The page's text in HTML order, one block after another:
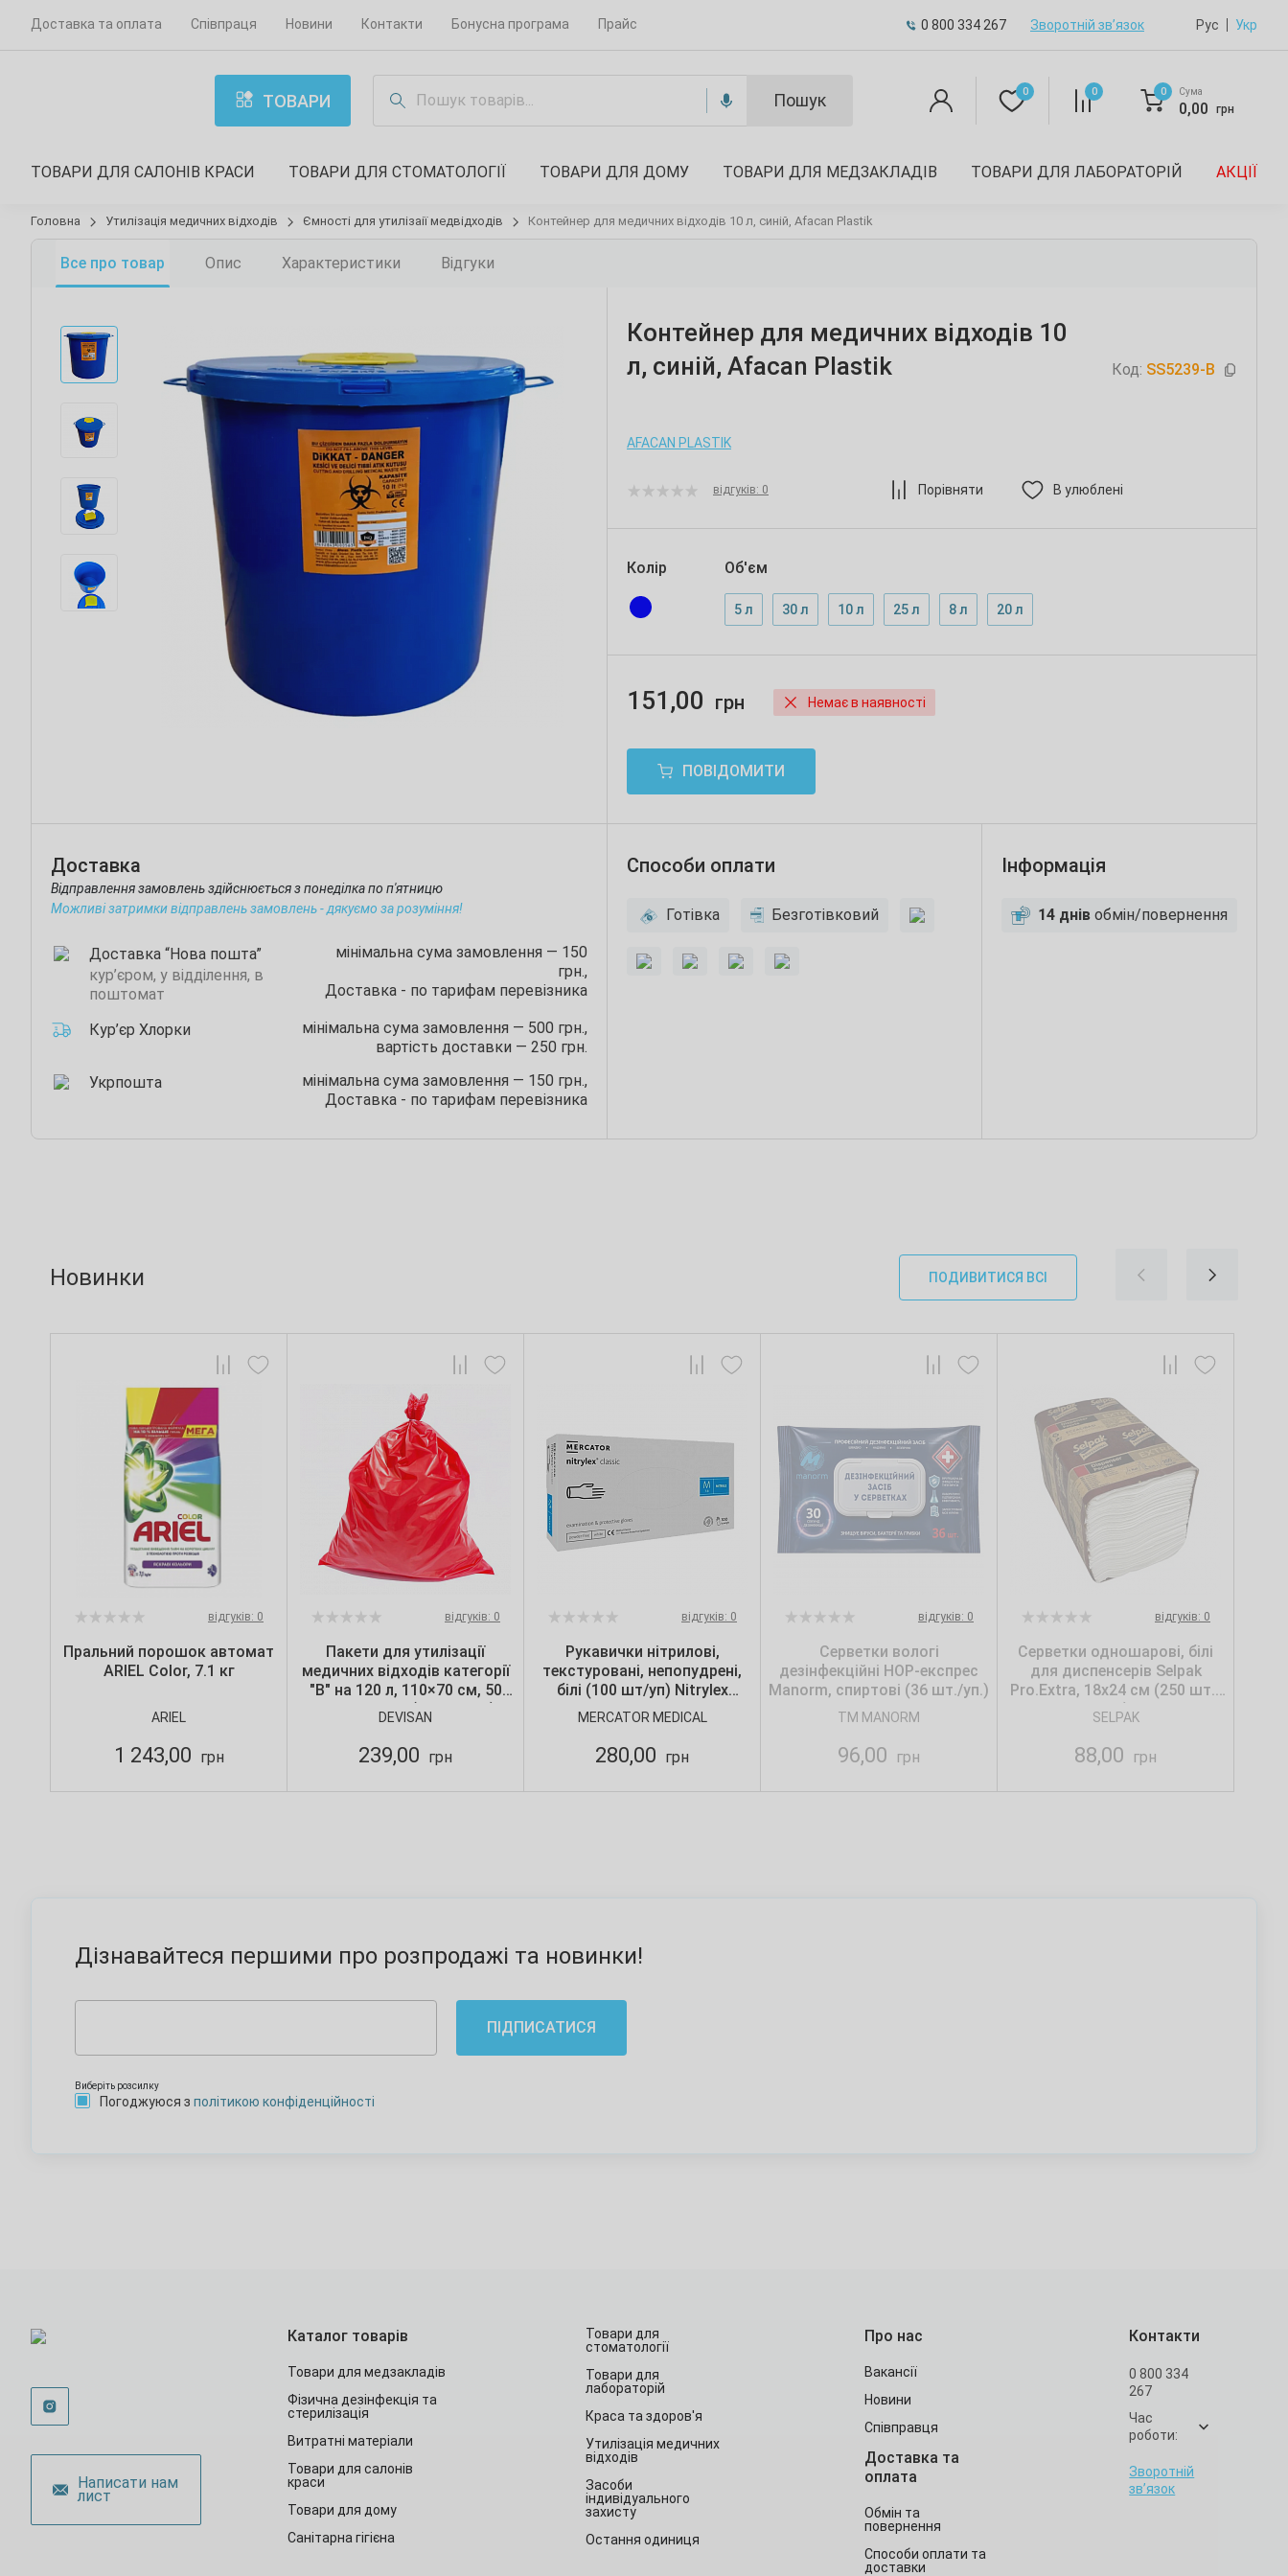
Доставка та оплата Співпраця Новини Контакти Бонусна програма Прайс 0 800 334 267 Зворотній зв’язок Рус Укр
ТОВАРИ Пошук 0 0 0 Сума
0,00 грн
ТОВАРИ ДЛЯ САЛОНІВ КРАСИ ТОВАРИ ДЛЯ СТОМАТОЛОГІЇ ТОВАРИ ДЛЯ ДОМУ ТОВАРИ ДЛЯ МЕДЗАКЛАДІВ ТОВАРИ ДЛЯ ЛАБОРАТОРІЙ АКЦІЇ
Головна Утилізація медичних відходів Ємності для утилізаії медвідходів Контейнер для медичних відходів 10 л, синій, Afacan Plastik
Все про товар Опис Характеристики Відгуки
Контейнер для медичних відходів 10
л, синій, Afacan Plastik
Код: SS5239-B
AFACAN PLASTIK
відгуків: 0 Порівняти В улюблені
Колір Об'єм
5 л 30 л 10 л 25 л 8 л 20 л
151,00 грн Немає в наявності
ПОВІДОМИТИ
Доставка
Відправлення замовлень здійснюється з понеділка по п'ятницю
Можливі затримки відправлень замовлень - дякуємо за розуміння!
Доставка “Нова пошта”
кур’єром, у відділення, в
поштомат
мінімальна сума замовлення — 150
грн.,
Доставка - по тарифам перевізника
Кур’єр Хлорки
мінімальна сума замовлення — 500 грн.,
вартість доставки — 250 грн.
Укрпошта
мінімальна сума замовлення — 150 грн.,
Доставка - по тарифам перевізника
Способи оплати
Готівка Безготівковий
Інформація
14 днів обмін/повернення
Новинки ПОДИВИТИСЯ ВСІ
відгуків: 0
Пральний порошок автомат
ARIEL Color, 7.1 кг
ARIEL
1 243,00 грн
відгуків: 0
Пакети для утилізації
медичних відходів категорії
"B" на 120 л, 110×70 см, 50
мкм, червоні (10 шт./уп.),
Devisan
DEVISAN
239,00 грн
відгуків: 0
Рукавички нітрилові,
текстуровані, непопудрені,
білі (100 шт/уп) Nitrylex
CLASSIC, Mercator, р. S
MERCATOR MEDICAL
280,00 грн
відгуків: 0
Серветки вологі
дезінфекційні НОР-експрес
Manorm, спиртові (36 шт./уп.)
TM MANORM
96,00 грн
відгуків: 0
Серветки одношарові, білі
для диспенсерів Selpak
Pro.Extra, 18х24 см (250 шт./
уп.)
SELPAK
88,00 грн
Дізнавайтеся першими про розпродажі та новинки!
ПІДПИСАТИСЯ
Виберіть розсилку
Погоджуюся з політикою конфіденційності
Написати нам
лист
Каталог товарів
Товари для медзакладів
Фізична дезінфекція та
стерилізація
Витратні матеріали
Товари для салонів
краси
Товари для дому
Санітарна гігієна
Товари для
стоматології
Товари для
лабораторій
Краса та здоров'я
Утилізація медичних
відходів
Засоби
індивідуального
захисту
Остання одиниця
Про нас
Вакансії
Новини
Співправця
Доставка та
оплата
Обмін та
повернення
Способи оплати та
доставки
Контакти
0 800 334
267
Час
роботи:
Зворотній
зв’язок